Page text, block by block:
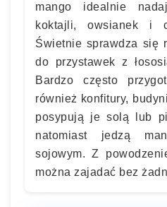
mango idealnie
koktajli, owsianek i
Świetnie sprawdza się
do przystawek z
Bardzo często
również konfitury,
posypują je solą lub
natomiast jedzą
sojowym. Z
można zajadać bez